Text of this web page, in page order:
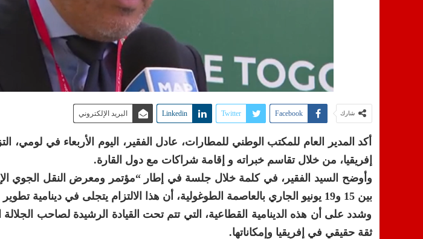
شارك Facebook
Twitter
Linkedin البريد الإلكتروني
أكد المدير العام للمكتب الوطني للمطارات، عادل الفقير، اليوم الأربعاء في لومي،
إفريقيا، من خلال تقاسم خبراته و إقامة شراكات مع دول القارة.
بين 15 و19 يونيو الجاري بالعاصمة الطوغولية، أن هذا الالتزام يتجلى في دينامية تطوير البنيات التحتية للمطارات بالمملكة.
وشدد على أن هذه الدينامية القطاعية، التي تتم تحت القيادة الرشيدة لصاحب
ثقة حقيقي في إفريقيا وإمكاناتها.